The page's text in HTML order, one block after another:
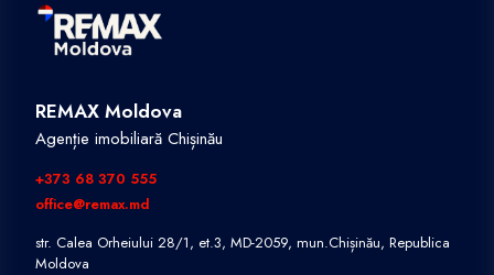
REMAX Moldova
Agenție imobiliară Chișinău
+373 68 370 555
office@remax.md
str. Calea Orheiului 28/1, et.3, MD-2059, mun.Chișinău, Republica
Moldova